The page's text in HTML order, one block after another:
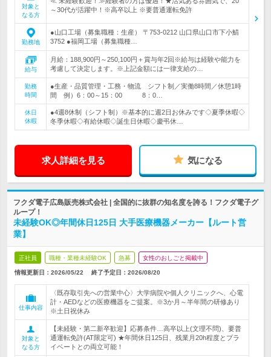
対象と
なる方
～30代が活躍中！※高卒以上 ※要普通運転免許
勤務地
●山口工場（募集職種：生産） 〒753-0212 山口県山口市下小鯖
3752 ●福岡工場（募集職種…
給与
月給：188,900円～250,100円＋賞与年2回※給与は経験や能力を
考慮して決定します。※上記金額には一律支給の…
勤務
時間
●生産・品質管理・工務・物流 シフト制／実働8時間／休憩1時
間 例）6：00～15：00 8：0…
休日
休暇
●4週8休制（シフト制）※基本的に週2日お休みです◇夏季休暇◇
冬季休暇◇有給休暇◇誕生日休暇◇慶弔休…
求人詳細を見る 気になる
フクダ電子広島販売株式会社 | 全国的に抜群の知名度を誇る！フクダ電子グ
ループ！
未経験OK◎年間休日125日 大手医療機器メーカー【ルート営
業】
正社員 職種・業種未経験OK 急募 女性のおしごと掲載中
情報更新日：2026/05/22 終了予定日： 2026/08/20
仕事内容
〈既存取引先への営業中心〉大学病院や個人クリニックへ、心電
計・AEDなどの医療機器をご提案。※3か月～半年間の研修あり
※土日祝休み
対象と
なる方
【未経験・第二新卒歓迎】応募条件…高卒以上(文理不問)、要普
通運転免許(AT限定可) ★年間休日125日、残業月20h程度とプラ
イベートとの両立可能！